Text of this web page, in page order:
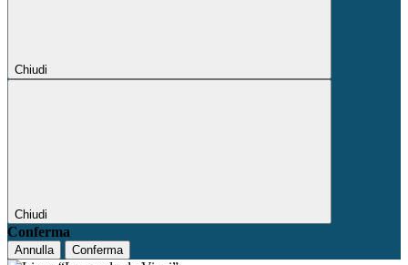
Chiudi
Chiudi
Conferma
Annulla Conferma